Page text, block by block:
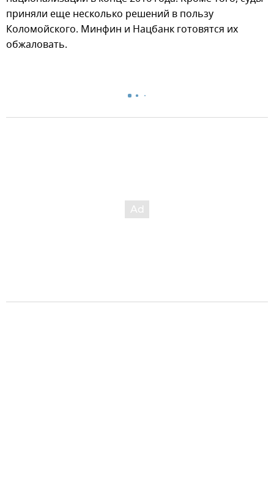
приняли еще несколько решений в пользу
Коломойского. Минфин и Нацбанк готовятся их
обжаловать.